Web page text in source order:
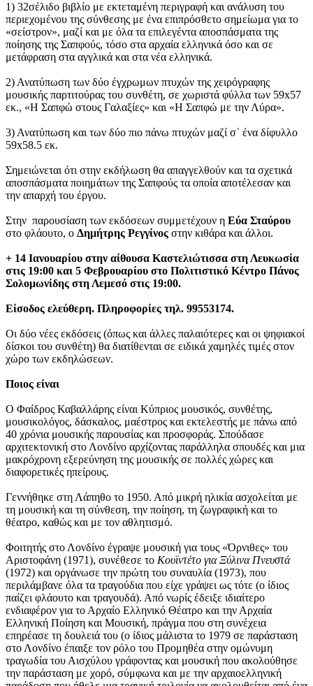
1) 32σέλιδο βιβλίο με εκτεταμένη περιγραφή και ανάλυση του
περιεχομένου της σύνθεσης με ένα επιπρόσθετο σημείωμα για το
«σείστρον», μαζί και με όλα τα επιλεγέντα αποσπάσματα της
ποίησης της Σαπφούς, τόσο στα αρχαία ελληνικά όσο και σε
μετάφραση στα αγγλικά και στα νέα ελληνικά.
2) Ανατύπωση των δύο έγχρωμων πτυχών της χειρόγραφης
μουσικής παρτιτούρας του συνθέτη, σε χωριστά φύλλα των 59x57
εκ., «Η Σαπφώ στους Γαλαξίες» και «Η Σαπφώ με την Λύρα».
3) Ανατύπωση και των δύο πιο πάνω πτυχών μαζί σ᾽ ένα δίφυλλο
59x58.5 εκ.
Σημειώνεται ότι στην εκδήλωση θα απαγγελθούν και τα σχετικά
αποσπάσματα ποιημάτων της Σαπφούς τα οποία αποτέλεσαν και
την απαρχή του έργου.
Στην παρουσίαση των εκδόσεων συμμετέχουν η Εύα Σταύρου
στο φλάουτο, ο Δημήτρης Ρεγγίνος στην κιθάρα και άλλοι.
+ 14 Ιανουαρίου στην αίθουσα Καστελιώτισσα στη Λευκωσία
στις 19:00 και 5 Φεβρουαρίου στο Πολιτιστικό Κέντρο Πάνος
Σολομωνίδης στη Λεμεσό στις 19:00.
Είσοδος ελεύθερη. Πληροφορίες τηλ. 99553174.
Οι δύο νέες εκδόσεις (όπως και άλλες παλαιότερες και οι ψηφιακοί
δίσκοι του συνθέτη) θα διατίθενται σε ειδικά χαμηλές τιμές στον
χώρο των εκδηλώσεων.
Ποιος είναι
Ο Φαίδρος Καβαλλάρης είναι Κύπριος μουσικός, συνθέτης,
μουσικολόγος, δάσκαλος, μαέστρος και εκτελεστής με πάνω από
40 χρόνια μουσικής παρουσίας και προσφοράς. Σπούδασε
αρχιτεκτονική στο Λονδίνο αρχίζοντας παράλληλα σπουδές και μια
μακρόχρονη εξερεύνηση της μουσικής σε πολλές χώρες και
διαφορετικές ηπείρους.
Γεννήθηκε στη Λάπηθο το 1950. Από μικρή ηλικία ασχολείται με
τη μουσική και τη σύνθεση, την ποίηση, τη ζωγραφική και το
θέατρο, καθώς και με τον αθλητισμό.
Φοιτητής στο Λονδίνο έγραψε μουσική για τους «Όρνιθες» του
Αριστοφάνη (1971), συνέθεσε το Κουϊντέτο για Ξύλινα Πνευστά
(1972) και οργάνωσε την πρώτη του συναυλία (1973), που
περιλάμβανε όλα τα τραγούδια που είχε γράψει ως τότε (ο ίδιος
παίζει φλάουτο και τραγουδά). Από νωρίς έδειξε ιδιαίτερο
ενδιαφέρον για το Αρχαίο Ελληνικό Θέατρο και την Αρχαία
Ελληνική Ποίηση και Μουσική, πράγμα που στη συνέχεια
επηρέασε τη δουλειά του (ο ίδιος μάλιστα το 1979 σε παράσταση
στο Λονδίνο έπαιξε τον ρόλο του Προμηθέα στην ομώνυμη
τραγωδία του Αισχύλου γράφοντας και μουσική που ακολούθησε
την παράσταση με χορό, σύμφωνα και με την αρχαιοελληνική